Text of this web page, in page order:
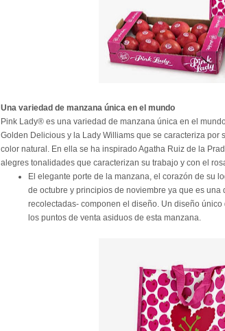
Una variedad de manzana única en el mundo
Pink Lady® es una variedad de manzana única en el
Golden Delicious y la Lady Williams que se caracteriza por
color natural. En ella se ha inspirado Agatha Ruiz de la
alegres tonalidades que caracterizan su trabajo y con el
El elegante porte de la manzana, el corazón de su
de octubre y principios de noviembre ya que es
recolectadas- componen el diseño. Un diseño
los puntos de venta asiduos de esta manzana.